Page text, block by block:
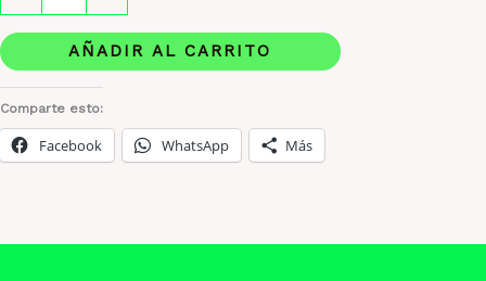
Hawas
Fire
100
ML
ORIGINAL
AÑADIR AL CARRITO
Comparte esto:
Facebook WhatsApp Más